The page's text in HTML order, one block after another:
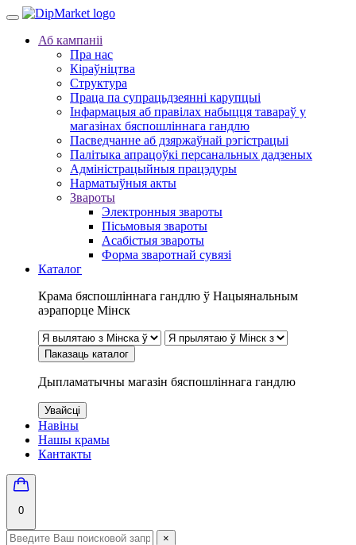
Аб кампаніі
Пра нас
Кіраўніцтва
Структура
Праца па супрацьдзеянні карупцыі
Інфармацыя аб правілах набыцця тавараў у
магазінах бяспошліннага гандлю
Пасведчанне аб дзяржаўнай рэгістрацыі
Палітыка апрацоўкі персанальных дадзеных
Адміністрацыйныя працэдуры
Нарматыўныя акты
Звароты
Электронныя звароты
Пісьмовыя звароты
Асабістыя звароты
Форма зваротнай сувязі
Каталог
Крама бяспошліннага гандлю ў Нацыянальным
аэрапорце Мінск
Паказаць каталог
Дыпламатычны магазін бяспошліннага гандлю
Увайсці
Навіны
Нашы крамы
Кантакты
0
×